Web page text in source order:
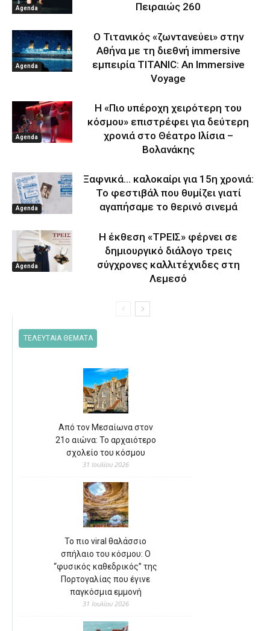
Agenda
Πειραιώς 260
Agenda
Ο Τιτανικός «ζωντανεύει» στην
Αθήνα με τη διεθνή immersive
εμπειρία TITANIC: An Immersive
Voyage
Agenda
Η «Πιο υπέροχη χειρότερη του
κόσμου» επιστρέφει για δεύτερη
χρονιά στο Θέατρο Ιλίσια –
Βολανάκης
Agenda
Ξαφνικά… καλοκαίρι για 15η χρονιά:
Το φεστιβάλ που θυμίζει γιατί
αγαπήσαμε το θερινό σινεμά
Agenda
Η έκθεση «ΤΡΕΙΣ» φέρνει σε
δημιουργικό διάλογο τρεις
σύγχρονες καλλιτέχνιδες στη
Λεμεσό
ΤΕΛΕΥΤΑΙΑ ΘΕΜΑΤΑ
Από τον Μεσαίωνα στον
21ο αιώνα: Το αρχαιότερο
σχολείο του κόσμου
31 Ιουλίου 2026
Το πιο viral θαλάσσιο
σπήλαιο του κόσμου: Ο
“φυσικός καθεδρικός” της
Πορτογαλίας που έγινε
παγκόσμια εμμονή
31 Ιουλίου 2026